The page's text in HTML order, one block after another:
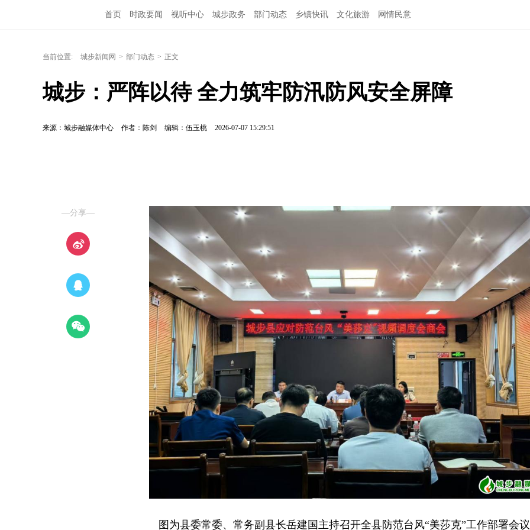
首页 时政要闻 视听中心 城步政务 部门动态 乡镇快讯 文化旅游 网情民意
当前位置: 城步新闻网 > 部门动态 > 正文
城步：严阵以待 全力筑牢防汛防风安全屏障
来源：城步融媒体中心 作者：陈剑 编辑：伍玉桃 2026-07-07 15:29:51
—分享—
图为县委常委、常务副县长岳建国主持召开全县防范台风“美莎克”工作部署会议